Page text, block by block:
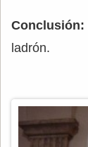
Conclusión:
ladrón.